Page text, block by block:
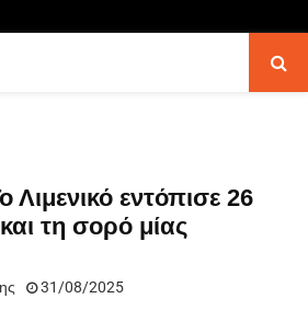
Λιμενικό εντόπισε 26
τη σορό μίας
31/08/2025